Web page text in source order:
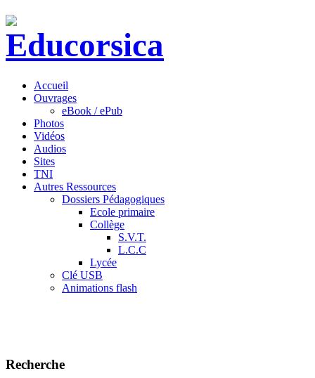
Accueil
Ouvrages
eBook / ePub
Photos
Vidéos
Audios
Sites
TNI
Autres Ressources
Dossiers Pédagogiques
Ecole primaire
Collège
S.V.T.
L.C.C
Lycée
Clé USB
Animations flash
Recherche